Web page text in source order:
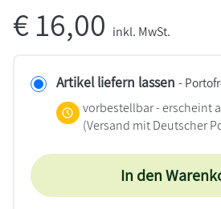
€16,00 inkl. MwSt.
Artikel liefern lassen -
vorbestellbar - erscheint
(Versand mit Deutscher
In den